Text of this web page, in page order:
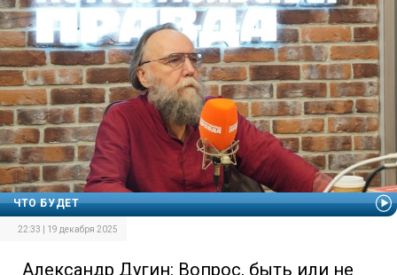
ЧТО БУДЕТ
22:33 | 19 декабря 2025
Александр Дугин: Вопрос, быть или не